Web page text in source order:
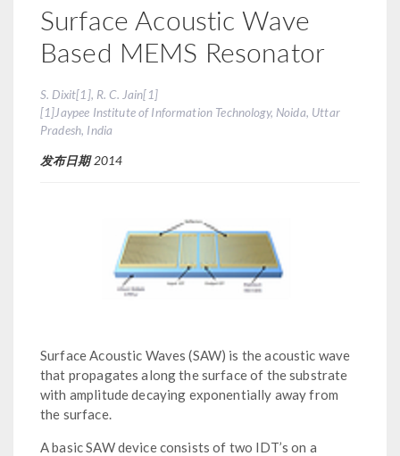
Surface Acoustic Wave
Based MEMS Resonator
S. Dixit[1], R. C. Jain[1]
[1]Jaypee Institute of Information Technology, Noida, Uttar
Pradesh, India
发布日期2014
Surface Acoustic Waves (SAW) is the acoustic wave
that propagates along the surface of the substrate
with amplitude decaying exponentially away from
the surface.
A basic SAW device consists of two IDT’s on a